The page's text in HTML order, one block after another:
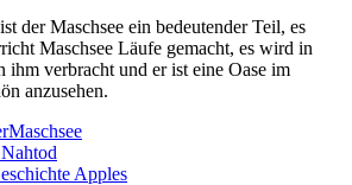
der Maschsee ein bedeutender Teil, es
Maschsee Läufe gemacht, es wird in
ihm verbracht und er ist eine Oase im
anzusehen.
Maschsee
Apples